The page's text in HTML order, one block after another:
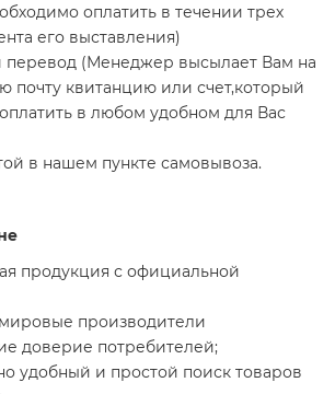
оплатить в течении трех
его выставления)
перевод (Менеджер высылает Вам на
почту квитанцию или счет,который
в любом удобном для Вас
в нашем пункте самовывоза.
продукция с официальной
производители
доверие потребителей;
удобный и простой поиск товаров